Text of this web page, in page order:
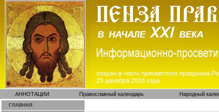
АННОТАЦИИ Православный календарь Народный
ГЛАВНАЯ